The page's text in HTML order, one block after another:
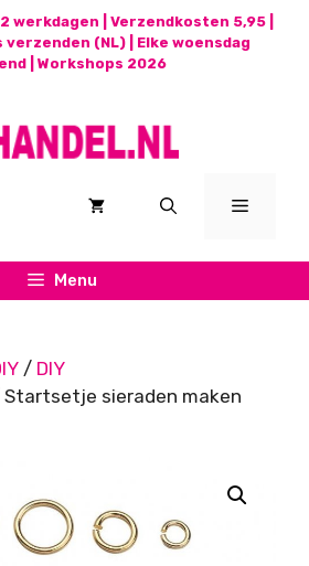
werkdagen | Verzendkosten 5,95 |
(NL) | Elke woensdag
| Workshops 2026
Menu
Menu
/ DIY
sieraden maken